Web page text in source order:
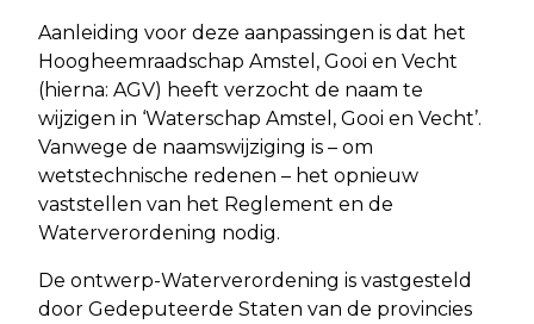
Aanleiding voor deze aanpassingen is dat het
Hoogheemraadschap Amstel, Gooi en Vecht
(hierna: AGV) heeft verzocht de naam te
wijzigen in ‘Waterschap Amstel, Gooi en Vecht’.
Vanwege de naamswijziging is – om
wetstechnische redenen – het opnieuw
vaststellen van het Reglement en de
Waterverordening nodig.
De ontwerp-Waterverordening is vastgesteld
door Gedeputeerde Staten van de provincies